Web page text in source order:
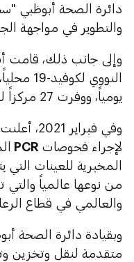
والتطوير في مواجهة
يومياً، ووفرت 27 مركزاً للفحص والتطعيم من المركبة على مستوى الإمارة.
وفي
لإجراء فحوصات
المخبرية للعينات
من نوعها عالمياً والتي
والعالمي في قطاع